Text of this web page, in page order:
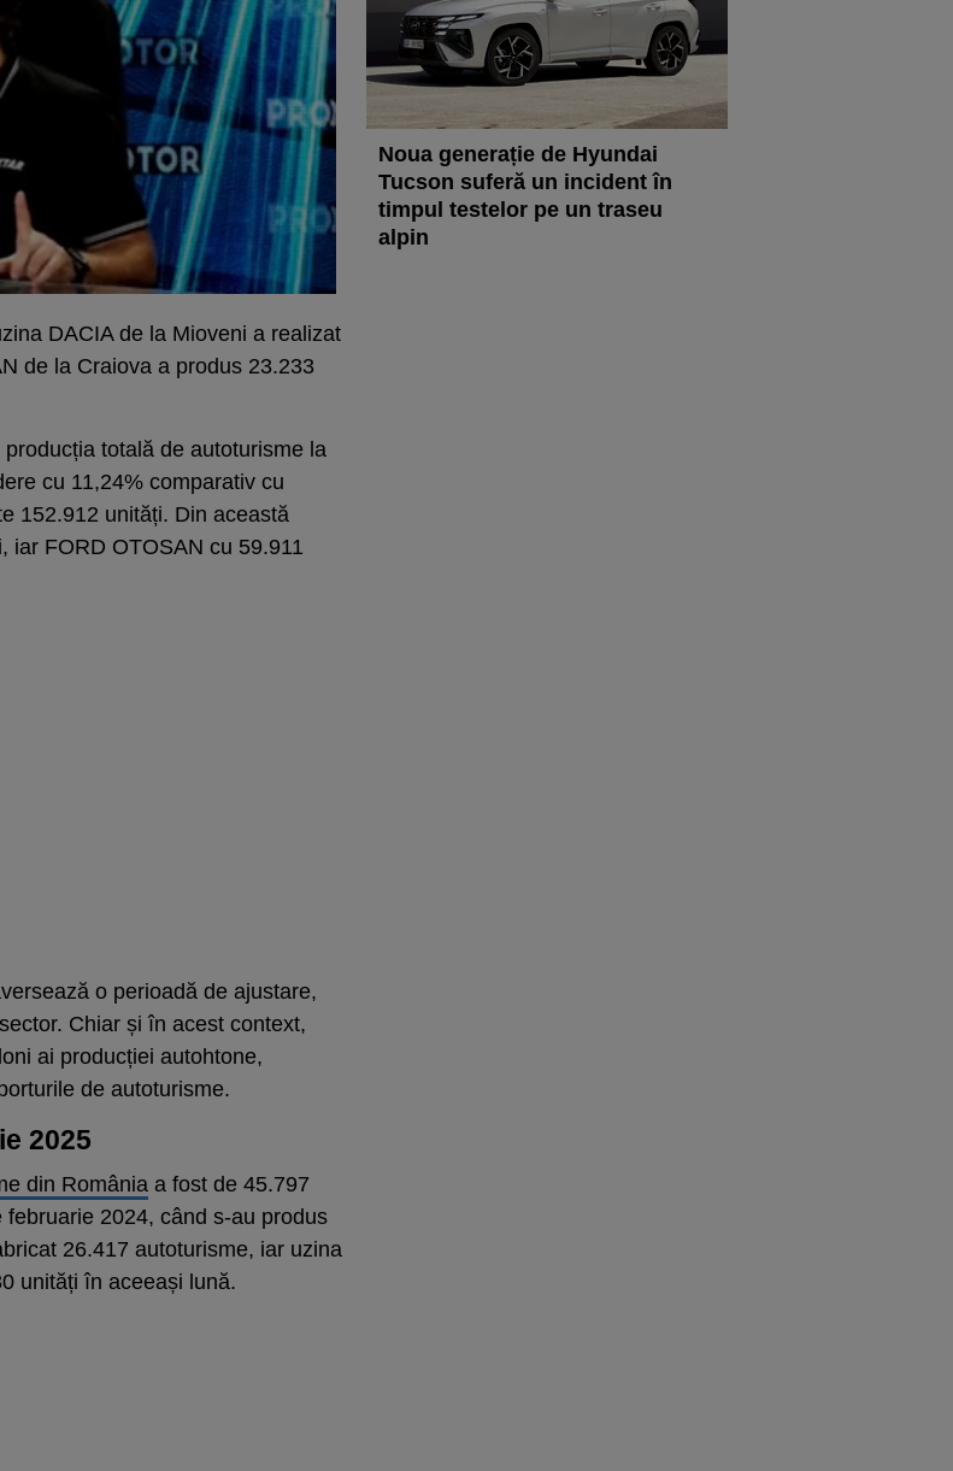
DACIA de la Mioveni a realizat
de la Craiova a produs 23.233
totală de autoturisme la
cu 11,24% comparativ cu
152.912 unități. Din această
iar FORD OTOSAN cu 59.911
o perioadă de ajustare,
Chiar și în acest context,
ai producției autohtone,
de autoturisme.
2025
din România a fost de 45.797
2024, când s-au produs
26.417 autoturisme, iar uzina
unități în aceeași lună.
Noua generație de Hyundai
Tucson suferă un incident în
timpul testelor pe un traseu
alpin